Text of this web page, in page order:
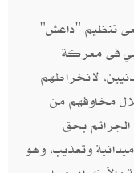
تنظيم "داعش"
فى معركة
لانخراطهم
مخاوفهم من
الجرائم بحق
وتعذيب، وهو